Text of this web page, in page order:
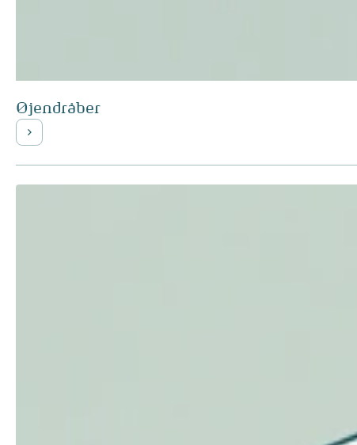
Øjendråber